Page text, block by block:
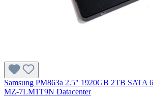
Samsung PM863a 2.5" 1920GB 2TB SATA
MZ-7LM1T9N Datacenter